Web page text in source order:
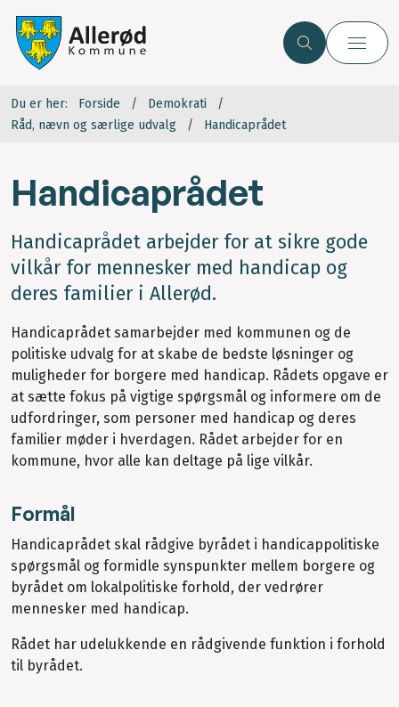
Du er her: Forside
Demokrati
Råd, nævn og særlige udvalg
Handicaprådet
Handicaprådet
Handicaprådet arbejder for at sikre gode
vilkår for mennesker med handicap og
deres familier i Allerød.
Handicaprådet samarbejder med kommunen og de
politiske udvalg for at skabe de bedste løsninger og
muligheder for borgere med handicap. Rådets opgave er
at sætte fokus på vigtige spørgsmål og informere om de
udfordringer, som personer med handicap og deres
familier møder i hverdagen. Rådet arbejder for en
kommune, hvor alle kan deltage på lige vilkår.
Formål
Handicaprådet skal rådgive byrådet i handicappolitiske
spørgsmål og formidle synspunkter mellem borgere og
byrådet om lokalpolitiske forhold, der vedrører
mennesker med handicap.
Rådet har udelukkende en rådgivende funktion i forhold
til byrådet.